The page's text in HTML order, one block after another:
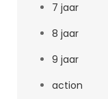
7 jaar
8 jaar
9 jaar
action